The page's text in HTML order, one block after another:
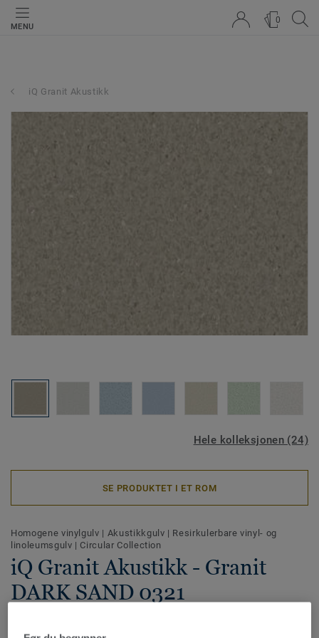
MENU
0
iQ Granit Akustikk
Hele kolleksjonen (24)
SE PRODUKTET I ET ROM
Homogene vinylgulv | Akustikkgulv | Resirkulerbare vinyl- og
linoleumsgulv | Circular Collection
iQ Granit Akustikk - Granit
DARK SAND 0321